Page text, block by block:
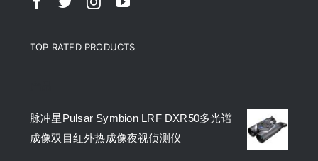
TOP RATED PRODUCTS
脉冲星Pulsar Symbion LRF DXR50多光谱
成像双目红外热成像夜视侦测仪